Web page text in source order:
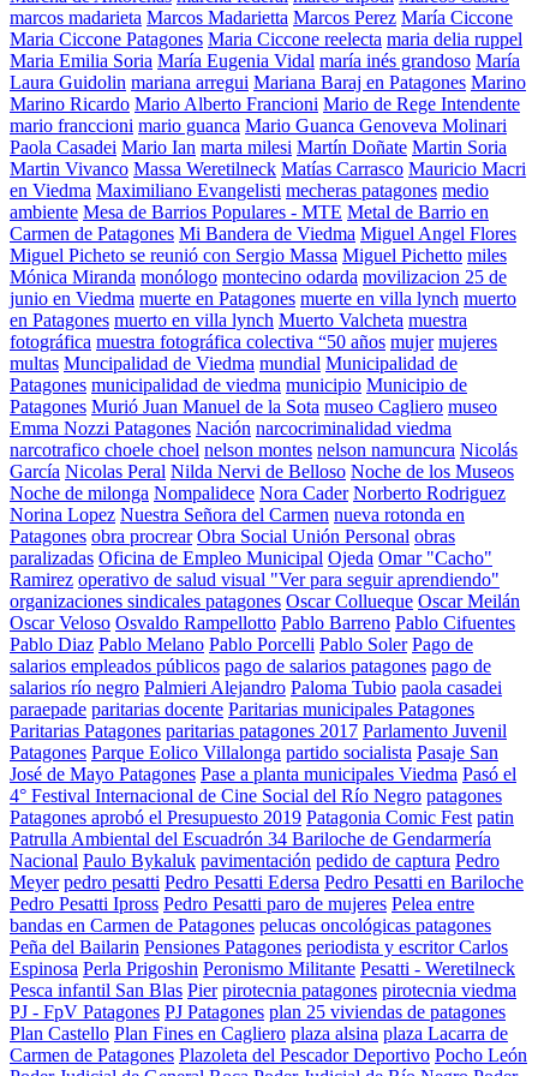
marcos madarieta Marcos Madarietta Marcos Perez María Ciccone
Maria Ciccone Patagones Maria Ciccone reelecta maria delia ruppel
Maria Emilia Soria María Eugenia Vidal maría inés grandoso María
Laura Guidolin mariana arregui Mariana Baraj en Patagones Marino
Marino Ricardo Mario Alberto Francioni Mario de Rege Intendente
mario franccioni mario guanca Mario Guanca Genoveva Molinari
Paola Casadei Mario Ian marta milesi Martín Doñate Martin Soria
Martin Vivanco Massa Weretilneck Matías Carrasco Mauricio Macri
en Viedma Maximiliano Evangelisti mecheras patagones medio
ambiente Mesa de Barrios Populares - MTE Metal de Barrio en
Carmen de Patagones Mi Bandera de Viedma Miguel Angel Flores
Miguel Picheto se reunió con Sergio Massa Miguel Pichetto miles
Mónica Miranda monólogo montecino odarda movilizacion 25 de
junio en Viedma muerte en Patagones muerte en villa lynch muerto
en Patagones muerto en villa lynch Muerto Valcheta muestra
fotográfica muestra fotográfica colectiva “50 años mujer mujeres
multas Muncipalidad de Viedma mundial Municipalidad de
Patagones municipalidad de viedma municipio Municipio de
Patagones Murió Juan Manuel de la Sota museo Cagliero museo
Emma Nozzi Patagones Nación narcocriminalidad viedma
narcotrafico choele choel nelson montes nelson namuncura Nicolás
García Nicolas Peral Nilda Nervi de Belloso Noche de los Museos
Noche de milonga Nompalidece Nora Cader Norberto Rodriguez
Norina Lopez Nuestra Señora del Carmen nueva rotonda en
Patagones obra procrear Obra Social Unión Personal obras
paralizadas Oficina de Empleo Municipal Ojeda Omar "Cacho"
Ramirez operativo de salud visual "Ver para seguir aprendiendo"
organizaciones sindicales patagones Oscar Collueque Oscar Meilán
Oscar Veloso Osvaldo Rampellotto Pablo Barreno Pablo Cifuentes
Pablo Diaz Pablo Melano Pablo Porcelli Pablo Soler Pago de
salarios empleados públicos pago de salarios patagones pago de
salarios río negro Palmieri Alejandro Paloma Tubio paola casadei
paraepade paritarias docente Paritarias municipales Patagones
Paritarias Patagones paritarias patagones 2017 Parlamento Juvenil
Patagones Parque Eolico Villalonga partido socialista Pasaje San
José de Mayo Patagones Pase a planta municipales Viedma Pasó el
4° Festival Internacional de Cine Social del Río Negro patagones
Patagones aprobó el Presupuesto 2019 Patagonia Comic Fest patin
Patrulla Ambiental del Escuadrón 34 Bariloche de Gendarmería
Nacional Paulo Bykaluk pavimentación pedido de captura Pedro
Meyer pedro pesatti Pedro Pesatti Edersa Pedro Pesatti en Bariloche
Pedro Pesatti Ipross Pedro Pesatti paro de mujeres Pelea entre
bandas en Carmen de Patagones pelucas oncológicas patagones
Peña del Bailarin Pensiones Patagones periodista y escritor Carlos
Espinosa Perla Prigoshin Peronismo Militante Pesatti - Weretilneck
Pesca infantil San Blas Pier pirotecnia patagones pirotecnia viedma
PJ - FpV Patagones PJ Patagones plan 25 viviendas de patagones
Plan Castello Plan Fines en Cagliero plaza alsina plaza Lacarra de
Carmen de Patagones Plazoleta del Pescador Deportivo Pocho León